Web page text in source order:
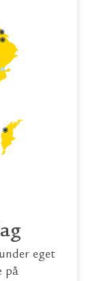
eget
på